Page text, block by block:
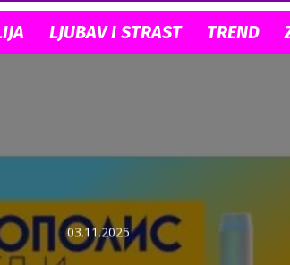
LJUBAV I STRAST TREND
03.11.2025